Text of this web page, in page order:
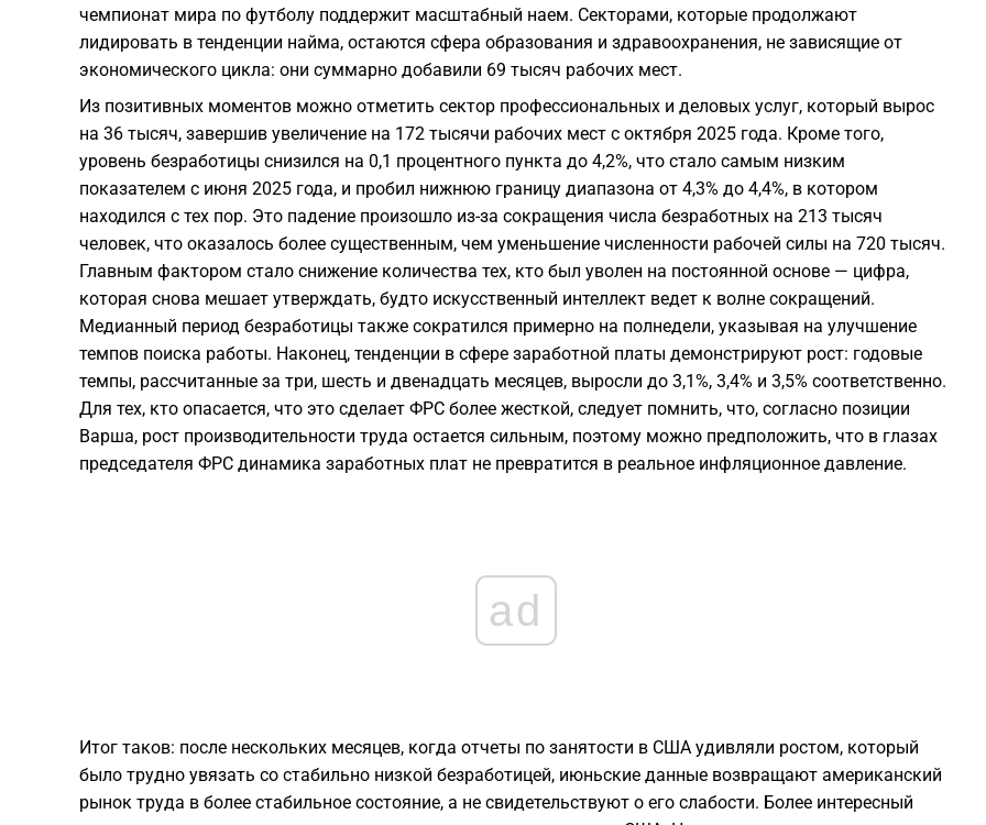
чемпионат мира по футболу поддержит масштабный наем. Секторами, которые продолжают
лидировать в тенденции найма, остаются сфера образования и здравоохранения, не зависящие от
экономического цикла: они суммарно добавили 69 тысяч рабочих мест.
Из позитивных моментов можно отметить сектор профессиональных и деловых услуг, который вырос
на 36 тысяч, завершив увеличение на 172 тысячи рабочих мест с октября 2025 года. Кроме того,
уровень безработицы снизился на 0,1 процентного пункта до 4,2%, что стало самым низким
показателем с июня 2025 года, и пробил нижнюю границу диапазона от 4,3% до 4,4%, в котором
находился с тех пор. Это падение произошло из-за сокращения числа безработных на 213 тысяч
человек, что оказалось более существенным, чем уменьшение численности рабочей силы на 720 тысяч.
Главным фактором стало снижение количества тех, кто был уволен на постоянной основе — цифра,
которая снова мешает утверждать, будто искусственный интеллект ведет к волне сокращений.
Медианный период безработицы также сократился примерно на полнедели, указывая на улучшение
темпов поиска работы. Наконец, тенденции в сфере заработной платы демонстрируют рост: годовые
темпы, рассчитанные за три, шесть и двенадцать месяцев, выросли до 3,1%, 3,4% и 3,5% соответственно.
Для тех, кто опасается, что это сделает ФРС более жесткой, следует помнить, что, согласно позиции
Варша, рост производительности труда остается сильным, поэтому можно предположить, что в глазах
председателя ФРС динамика заработных плат не превратится в реальное инфляционное давление.
ad
Итог таков: после нескольких месяцев, когда отчеты по занятости в США удивляли ростом, который
было трудно увязать со стабильно низкой безработицей, июньские данные возвращают американский
рынок труда в более стабильное состояние, а не свидетельствуют о его слабости. Более интересный